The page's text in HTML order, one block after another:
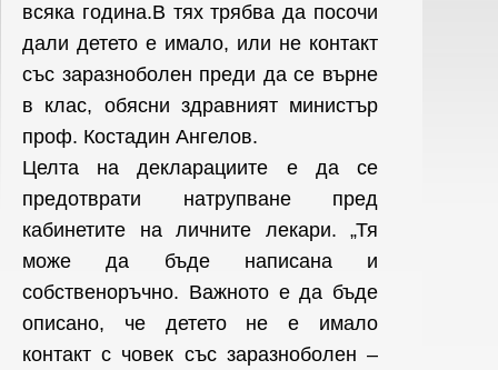
всяка година.В тях трябва да посочи
дали детето е имало, или не контакт
със заразноболен преди да се върне
в клас, обясни здравният министър
проф. Костадин Ангелов.
Целта на декларациите е да се
предотврати натрупване пред
кабинетите на личните лекари. „Тя
може да бъде написана и
собственоръчно. Важното е да бъде
описано, че детето не е имало
контакт с човек със заразноболен –